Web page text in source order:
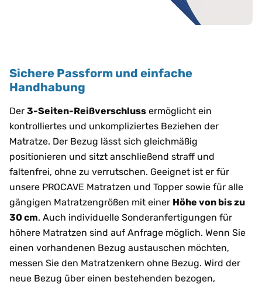
Sichere Passform und einfache
Handhabung
Der 3-Seiten-Reißverschluss ermöglicht ein
kontrolliertes und unkompliziertes Beziehen der
Matratze. Der Bezug lässt sich gleichmäßig
positionieren und sitzt anschließend straff und
faltenfrei, ohne zu verrutschen. Geeignet ist er für
unsere PROCAVE Matratzen und Topper sowie für alle
gängigen Matratzengrößen mit einer Höhe von bis zu
30 cm. Auch individuelle Sonderanfertigungen für
höhere Matratzen sind auf Anfrage möglich. Wenn Sie
einen vorhandenen Bezug austauschen möchten,
messen Sie den Matratzenkern ohne Bezug. Wird der
neue Bezug über einen bestehenden bezogen,